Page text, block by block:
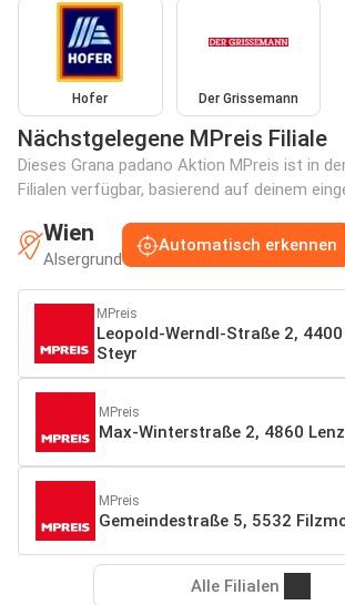
Hofer Der Grissemann
Nächstgelegene MPreis Filiale
Dieses Grana padano Aktion MPreis ist in
Filialen verfügbar, basierend auf deinem
Wien
Alsergrund
Automatisch erkennen
MPreis
Leopold-Werndl-Straße 2, 4400
Steyr
MPreis
Max-Winterstraße 2, 4860
MPreis
Gemeindestraße 5, 5532
Alle Filialen